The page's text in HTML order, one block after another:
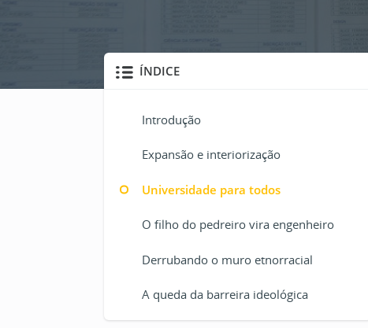
ÍNDICE
Introdução
Expansão e interiorização
Universidade para todos
O filho do pedreiro vira engenheiro
Derrubando o muro etnorracial
A queda da barreira ideológica